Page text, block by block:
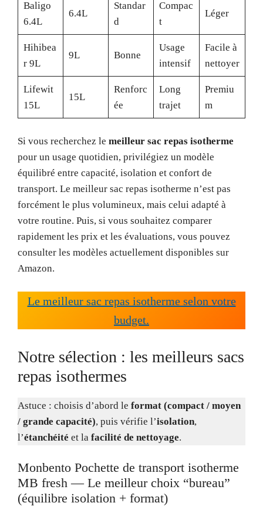
Baligo
6.4L
6.4L
Standar
d
Compac
t
Léger
Hihibea
r 9L
9L Bonne
Usage
intensif
Facile à
nettoyer
Lifewit
15L
15L
Renforc
ée
Long
trajet
Premiu
m
Si vous recherchez le meilleur sac repas isotherme
pour un usage quotidien, privilégiez un modèle
équilibré entre capacité, isolation et confort de
transport. Le meilleur sac repas isotherme n’est pas
forcément le plus volumineux, mais celui adapté à
votre routine. Puis, si vous souhaitez comparer
rapidement les prix et les évaluations, vous pouvez
consulter les modèles actuellement disponibles sur
Amazon.
Le meilleur sac repas isotherme selon votre
budget.
Notre sélection : les meilleurs sacs
repas isothermes
Astuce : choisis d’abord le format (compact / moyen
/ grande capacité), puis vérifie l’isolation,
l’étanchéité et la facilité de nettoyage.
Monbento Pochette de transport isotherme
MB fresh — Le meilleur choix “bureau”
(équilibre isolation + format)